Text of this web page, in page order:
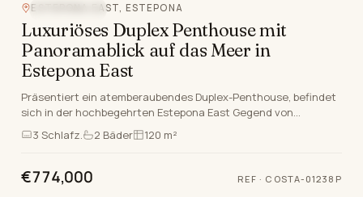
ESTEPONA EAST, ESTEPONA
Luxuriöses Duplex Penthouse mit
Panoramablick auf das Meer in
Estepona East
Präsentiert ein atemberaubendes Duplex-Penthouse, befindet
sich in der hochbegehrten Estepona East Gegend von
Estepona, Malaga. Dieses luxuriöse Anwesen befind…
3 Schlafz. 2 Bäder 120 m²
€774,000 REF · COSTA-01238P